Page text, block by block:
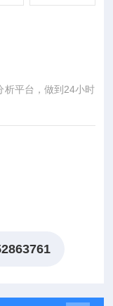
析平台，做到24小时